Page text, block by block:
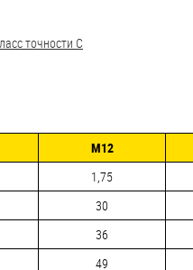
точности C
М12
1,75
30
36
49